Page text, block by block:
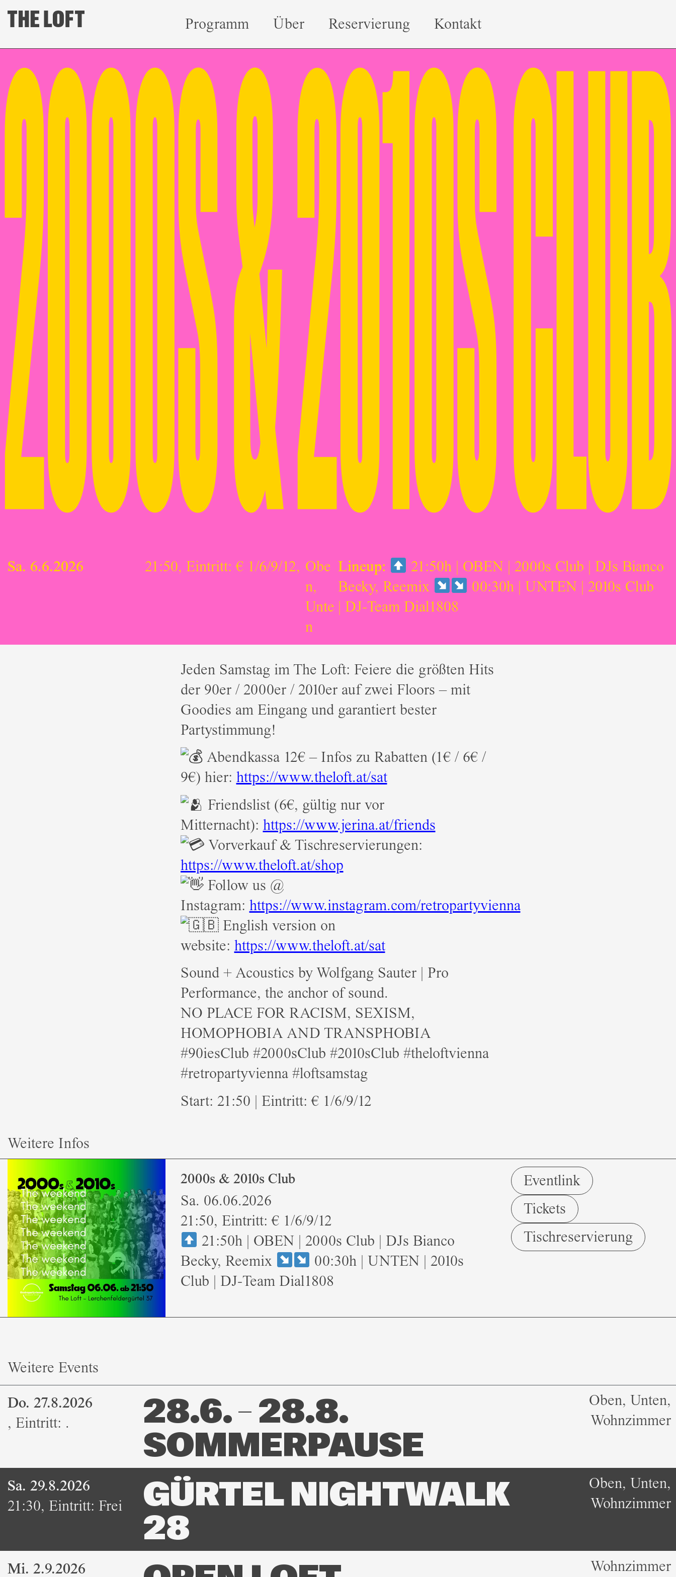
Programm Über Reservierung Kontakt
2000S & 2010S CLUB
Sa. 6.6.2026 21:50, Eintritt: € 1/6/9/12, Obe
n,
Unte
n
Lineup:
21:50h | OBEN | 2000s Club | DJs Bianco
Becky, Reemix
00:30h | UNTEN | 2010s Club
| DJ-Team Dial1808
Jeden Samstag im The Loft: Feiere die größten Hits
der 90er / 2000er / 2010er auf zwei Floors – mit
Goodies am Eingang und garantiert bester
Partystimmung!
Abendkassa 12€ – Infos zu Rabatten (1€ / 6€ /
9€) hier: https://www.theloft.at/sat
Friendslist (6€, gültig nur vor
Mitternacht): https://www.jerina.at/friends
Vorverkauf & Tischreservierungen:
https://www.theloft.at/shop
Follow us @
Instagram: https://www.instagram.com/retropartyvienna
English version on
website: https://www.theloft.at/sat
Sound + Acoustics by Wolfgang Sauter | Pro
Performance, the anchor of sound.
NO PLACE FOR RACISM, SEXISM,
HOMOPHOBIA AND TRANSPHOBIA
#90iesClub #2000sClub #2010sClub #theloftvienna
#retropartyvienna #loftsamstag
Start: 21:50 | Eintritt: € 1/6/9/12
Weitere Infos
2000s & 2010s Club
Sa. 06.06.2026
21:50, Eintritt: € 1/6/9/12
21:50h | OBEN | 2000s Club | DJs Bianco
Becky, Reemix
00:30h | UNTEN | 2010s
Club | DJ-Team Dial1808
Eventlink
Tickets
Tischreservierung
Weitere Events
Do. 27.8.2026
, Eintritt: .
28.6. – 28.8.
SOMMERPAUSE
Oben, Unten,
Wohnzimmer
Sa. 29.8.2026
21:30, Eintritt: Frei
GÜRTEL NIGHTWALK
28
Oben, Unten,
Wohnzimmer
Mi. 2.9.2026
Wohnzimmer